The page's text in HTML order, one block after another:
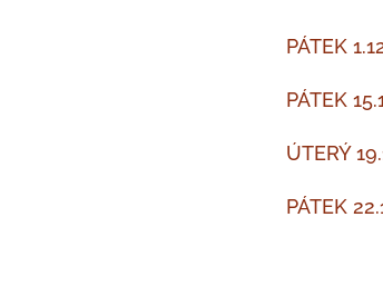
PÁTEK
PÁTEK
ÚTERÝ
PÁTEK